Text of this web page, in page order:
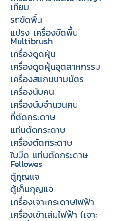
เทียม
รถขัดพื้น
แปรง เครื่องขัดพื้น
Multibrush
เครื่องดูดฝุ่น
เครื่องดูดฝุ่นอุตสาหกรรม
เครื่องสแกนนามบัตร
เครื่องนับคน
เครื่องนับจํานวนคน
ที่ตัดกระดาษ
แท่นตัดกระดาษ
เครื่องตัดกระดาษ
ใบมีด แท่นตัดกระดาษ
Fellowes
ตู้กุญแจ
ตู้เก็บกุญแจ
เครื่องเจาะกระดาษไฟฟ้า
เครื่องเข้าเล่มไฟฟ้า (เจาะ